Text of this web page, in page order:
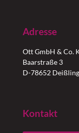
Adresse
Ott GmbH & Co.
Baarstraße 3
D-78652
Kontakt